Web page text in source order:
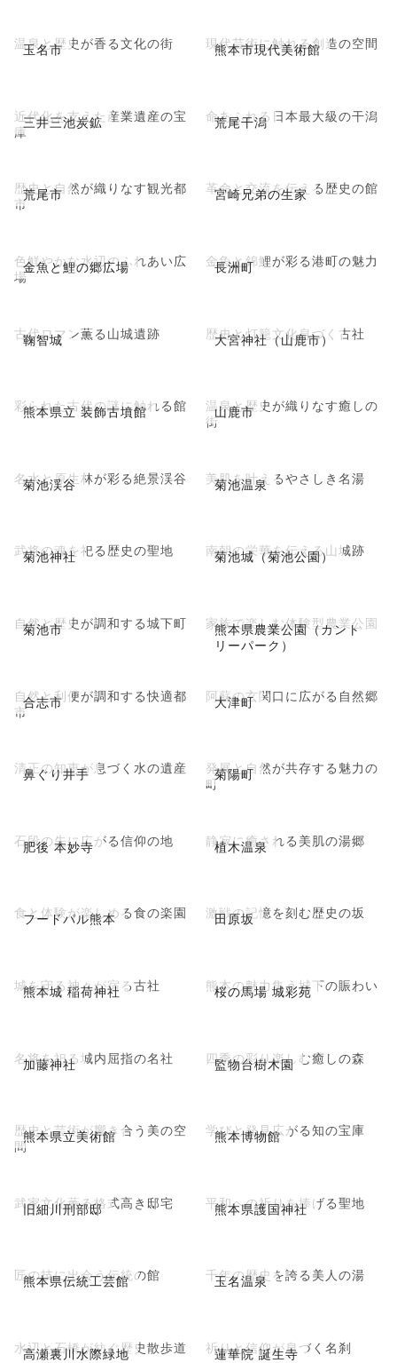
玉名市
温泉と歴史が香る文化の街 熊本市現代美術館
現代芸術に触れる創造の空間
三井三池炭鉱
近代化を支えた産業遺産の宝
庫
荒尾干潟
命あふれる日本最大級の干潟
荒尾市
歴史と自然が織りなす観光都
市
宮崎兄弟の生家
革命と交流を伝える歴史の館
金魚と鯉の郷広場
色鮮やかな水辺のふれあい広
場
長洲町
金魚と錦鯉が彩る港町の魅力
鞠智城
古代ロマン薫る山城遺跡 大宮神社（山鹿市）
歴史と灯籠文化息づく古社
熊本県立 装飾古墳館
彩られた古代の謎に触れる館 山鹿市
温泉と歴史が織りなす癒しの
街
菊池渓谷
名水と原生林が彩る絶景渓谷 菊池温泉
美肌を叶えるやさしき名湯
菊池神社
武将の魂を祀る歴史の聖地 菊池城（菊池公園）
南朝の栄華を伝える山城跡
菊池市
自然と歴史が調和する城下町
熊本県農業公園（カント
リーパーク）
家族で楽しむ体験型農業公園
合志市
自然と利便が調和する快適都
市
大津町
阿蘇の玄関口に広がる自然郷
鼻ぐり井手
清正の知恵が息づく水の遺産 菊陽町
発展と自然が共存する魅力の
町
肥後 本妙寺
石段の先に広がる信仰の地 植木温泉
静寂に癒される美肌の湯郷
フードパル熊本
食と体験が楽しめる食の楽園 田原坂
激戦の記憶を刻む歴史の坂
熊本城 稲荷神社
城を守る神々が宿る古社 桜の馬場 城彩苑
熊本の魅力集う城下の賑わい
加藤神社
名将を祀る城内屈指の名社 監物台樹木園
四季の彩り楽しむ癒しの森
熊本県立美術館
歴史と芸術が響き合う美の空
間
熊本博物館
学びと発見広がる知の宝庫
旧細川刑部邸
武家文化薫る格式高き邸宅 熊本県護国神社
平和への祈りを捧げる聖地
熊本県伝統工芸館
匠の技に出会う伝統の館 玉名温泉
千年の歴史を誇る美人の湯
高瀬裏川水際緑地
水辺と石橋が紡ぐ歴史散歩道 蓮華院 誕生寺
祈りと信仰が息づく名刹